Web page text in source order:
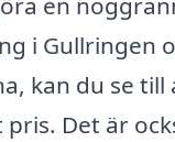
i Gullringen
kan du se
Det är